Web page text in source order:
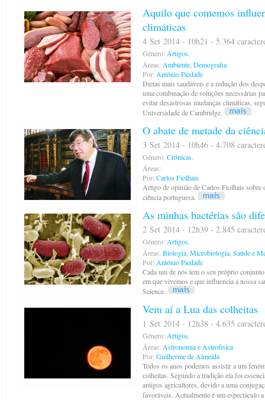
Aquilo que comemos
climáticas
4 Set 2014 - 10h21 - 5.364
Género: Artigos.
Áreas: Ambiente Demografia
Por: António Piedade
Dietas mais saudáveis e a redução dos
uma combinação de soluções necessárias
evitar desastrosas mudanças climáticas,
Universidade de Cambridge.
O abate de metade da
3 Set 2014 - 10h46 - 4.708
Género: Crónicas.
Áreas:
Por: Carlos Fiolhais
Artigo de opinião de Carlos Fiolhais sobre
ciência portuguesa.
As minhas bactérias são
2 Set 2014 - 12h39 - 2.845
Género: Artigos.
Áreas: Biologia Microbiologia Saúde e
Por: António Piedade
Cada um de nós tem o seu próprio
em que vivemos e que influencia a nossa
Science.
Vem aí a Lua das colheitas
1 Set 2014 - 12h38 - 4.635
Género: Artigos.
Áreas: Astronomia e Astrofísica
Por: Guilherme de Almeida
Todos os anos podemos assistir a um
colheitas. Segundo a tradição ela foi
antigos agricultores, devido a uma
favoráveis. Actualmente é um espectáculo